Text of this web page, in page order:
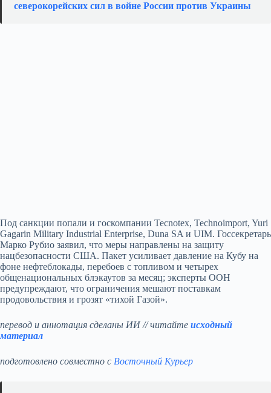
северокорейских сил в войне России против Украины
Под санкции попали и госкомпании Tecnotex, Technoimport, Yuri
Gagarin Military Industrial Enterprise, Duna SA и UIM. Госсекретарь
Марко Рубио заявил, что меры направлены на защиту
нацбезопасности США. Пакет усиливает давление на Кубу на
фоне нефтеблокады, перебоев с топливом и четырех
общенациональных блэкаутов за месяц; эксперты ООН
предупреждают, что ограничения мешают поставкам
продовольствия и грозят «тихой Газой».
перевод и аннотация сделаны ИИ // читайте исходный
материал
подготовлено совместно с Восточный Курьер